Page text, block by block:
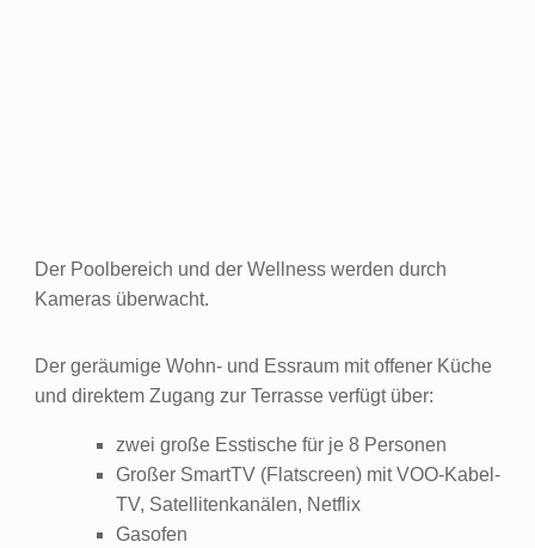
Der Poolbereich und der Wellness werden durch
Kameras überwacht.
Der geräumige Wohn- und Essraum mit offener Küche
und direktem Zugang zur Terrasse verfügt über:
zwei große Esstische für je 8 Personen
Großer SmartTV (Flatscreen) mit VOO-Kabel-
TV, Satellitenkanälen, Netflix
Gasofen